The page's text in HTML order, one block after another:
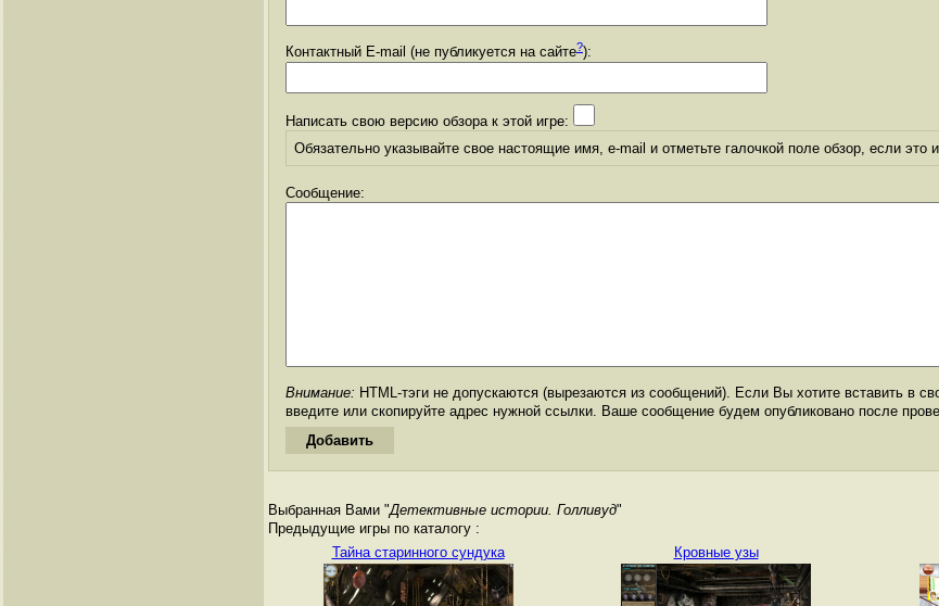
Контактный E-mail (не публикуется на сайте?):
Написать свою версию обзора к этой игре:
Обязательно указывайте свое настоящие имя, e-mail и отметьте галочкой поле обзор, если это
Сообщение:
Внимание: HTML-тэги не допускаются (вырезаются из сообщений). Если Вы хотите вставить в
введите или скопируйте адрес нужной ссылки. Ваше сообщение будем опубликовано после
Выбранная Вами "Детективные истории. Голливуд"
Предыдущие игры по каталогу :
Тайна старинного сундука
Кровные узы